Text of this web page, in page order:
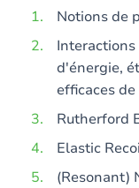
Notions de
d'énergie,
efficaces
Rutherford
Elastic
(Resonant)